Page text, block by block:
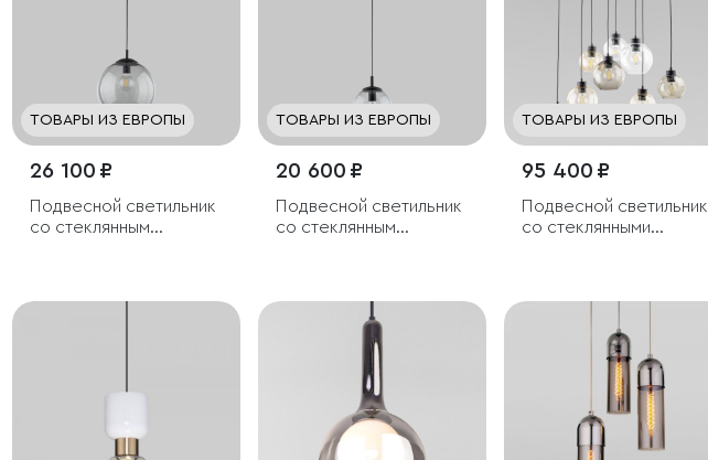
ТОВАРЫ ИЗ ЕВРОПЫ
26 100 ₽
Подвесной светильник
со стеклянным
ТОВАРЫ ИЗ ЕВРОПЫ
20 600 ₽
Подвесной светильник
со стеклянным
ТОВАРЫ ИЗ ЕВРОПЫ
95 400 ₽
Подвесной светильник
со стеклянными